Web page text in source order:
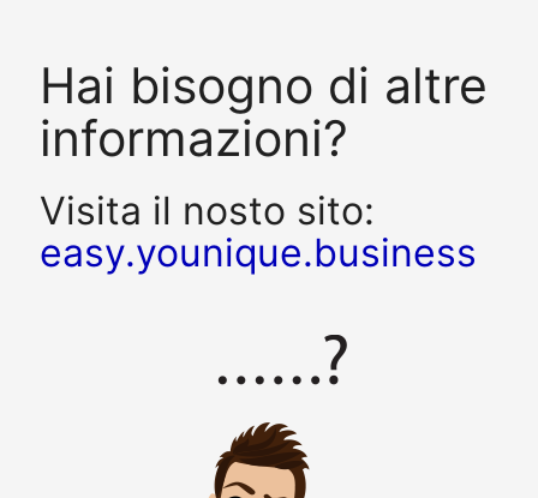
Hai bisogno di altre
informazioni?
Visita il nosto sito:
easy.younique.business